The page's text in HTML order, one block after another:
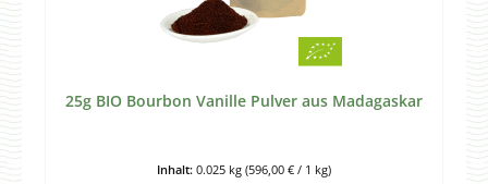
25g BIO Bourbon Vanille Pulver aus Madagaskar
Inhalt: 0.025 kg (596,00 € / 1 kg)